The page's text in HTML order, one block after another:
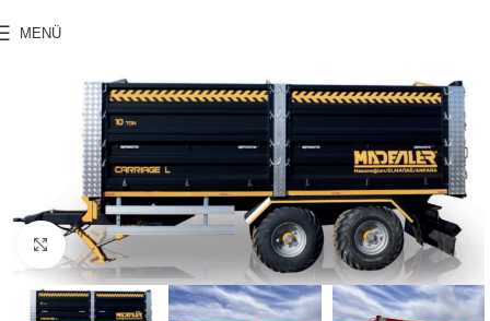
MENÜ
Click to enlarge